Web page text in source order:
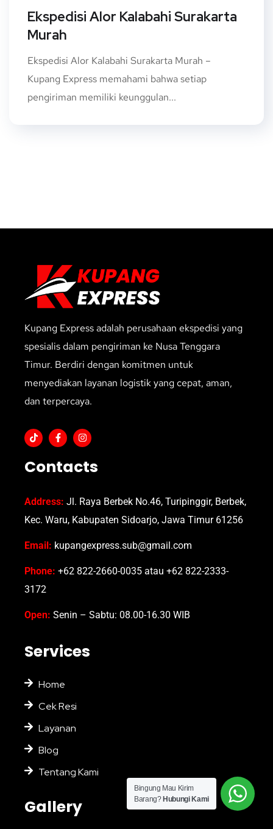
Ekspedisi Alor Kalabahi Surakarta
Murah
Ekspedisi Alor Kalabahi Surakarta Murah –
Kupang Express memahami bahwa setiap
pengiriman memiliki keunggulan...
Kupang Express adalah perusahaan ekspedisi yang
spesialis dalam pengiriman ke Nusa Tenggara
Timur. Berdiri dengan komitmen untuk
menyediakan layanan logistik yang cepat, aman,
dan terpercaya.
Contacts
Address: Jl. Raya Berbek No.46, Turipinggir, Berbek,
Kec. Waru, Kabupaten Sidoarjo, Jawa Timur 61256
Email: kupangexpress.sub@gmail.com
Phone: +62 822-2660-0035 atau +62 822-2333-
3172
Open: Senin – Sabtu: 08.00-16.30 WIB
Services
Home
Cek Resi
Layanan
Blog
Tentang Kami
Gallery
Bingung Mau Kirim
Barang? Hubungi Kami